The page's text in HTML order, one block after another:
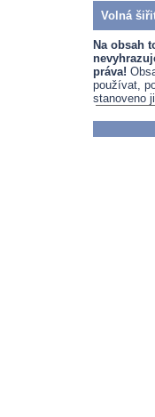
Volná
Na obsah
práva!
používat,
stanoveno